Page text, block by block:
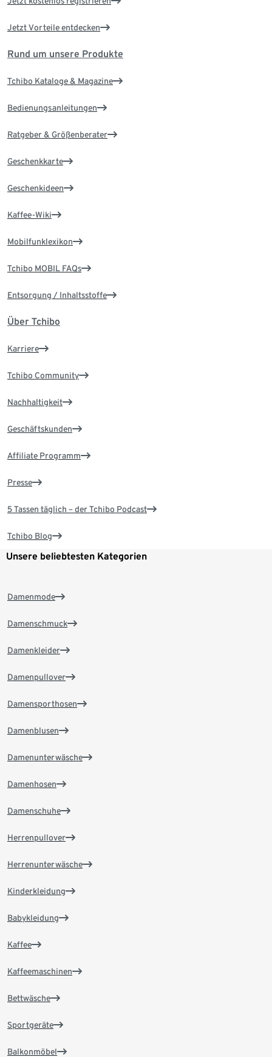
Jetzt Vorteile entdecken
Rund um unsere Produkte
Tchibo Kataloge & Magazine
Bedienungsanleitungen
Ratgeber & Größenberater
Geschenkkarte
Geschenkideen
Kaffee-Wiki
Mobilfunklexikon
Tchibo MOBIL FAQs
Entsorgung / Inhaltsstoffe
Über Tchibo
Karriere
Tchibo Community
Nachhaltigkeit
Geschäftskunden
Affiliate Programm
Presse
5 Tassen täglich – der Tchibo Podcast
Tchibo Blog
Unsere beliebtesten Kategorien
Damenmode
Damenschmuck
Damenkleider
Damenpullover
Damensporthosen
Damenblusen
Damenunterwäsche
Damenhosen
Damenschuhe
Herrenpullover
Herrenunterwäsche
Kinderkleidung
Babykleidung
Kaffee
Kaffeemaschinen
Bettwäsche
Sportgeräte
Balkonmöbel